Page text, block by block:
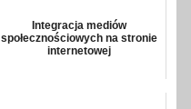
Integracja mediów
społecznościowych na stronie
internetowej